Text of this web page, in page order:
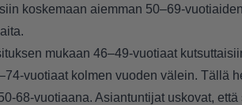
koskemaan aiemman 50–69-
mukaan 46–49-vuotiaat
vuotiaat kolmen vuoden välein. Tällä
68-vuotiaana. Asiantuntijat uskovat,